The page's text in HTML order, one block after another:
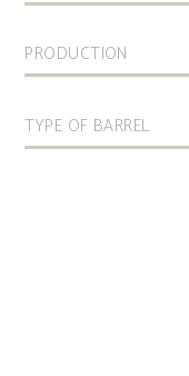
PRODUCTION
TYPE OF BARREL